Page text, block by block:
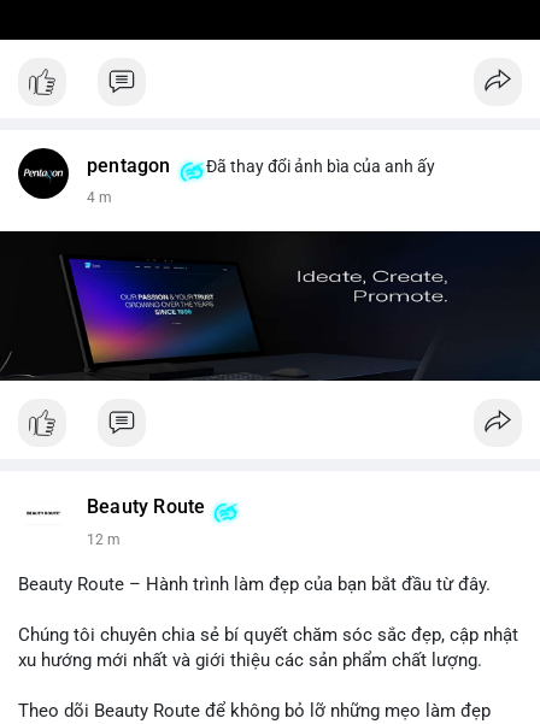
pentagon Đã thay đổi ảnh bìa của anh ấy
4 m
Beauty Route
12 m
Beauty Route – Hành trình làm đẹp của bạn bắt đầu từ đây.
Chúng tôi chuyên chia sẻ bí quyết chăm sóc sắc đẹp, cập nhật
xu hướng mới nhất và giới thiệu các sản phẩm chất lượng.
Theo dõi Beauty Route để không bỏ lỡ những mẹo làm đẹp